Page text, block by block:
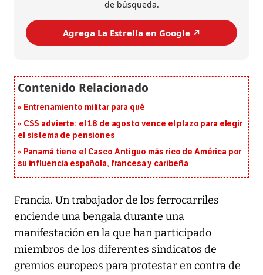
de búsqueda.
Agrega La Estrella en Google ↗️
Entrenamiento militar para qué
CSS advierte: el 18 de agosto vence el plazo para elegir
el sistema de pensiones
Panamá tiene el Casco Antiguo más rico de América por
su influencia española, francesa y caribeña
Francia. Un trabajador de los ferrocarriles
enciende una bengala durante una
manifestación en la que han participado
miembros de los diferentes sindicatos de
gremios europeos para protestar en contra de